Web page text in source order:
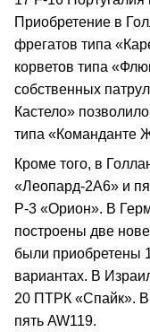
Приобретение в
фрегатов типа
корветов типа
собственных
Кастело»
типа «Команданте
Кроме того, в
«Леопард-2А6» и
Р-3 «Орион». В
построены две
были приобретены
вариантах. В
20 ПТРК «Спайк». В
пять AW119.